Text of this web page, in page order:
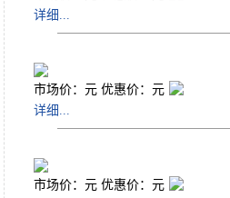
详细...
市场价： 元 优惠价： 元
详细...
市场价： 元 优惠价： 元